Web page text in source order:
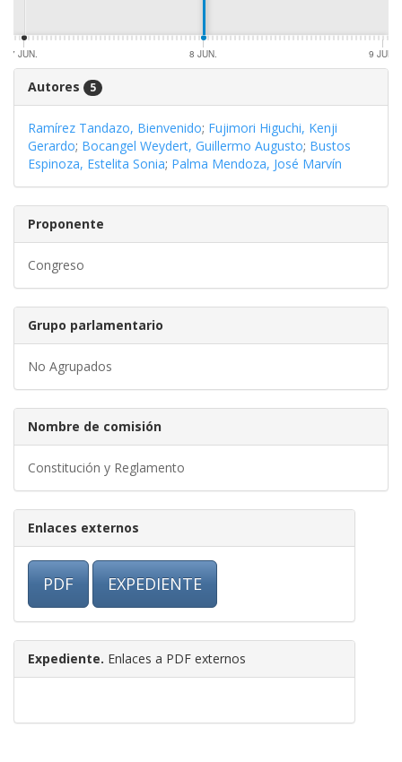
7 JUN. 8 JUN. 9 JUN.
Autores 5
Ramírez Tandazo, Bienvenido; Fujimori Higuchi, Kenji
Gerardo; Bocangel Weydert, Guillermo Augusto; Bustos
Espinoza, Estelita Sonia; Palma Mendoza, José Marvín
Proponente
Congreso
Grupo parlamentario
No Agrupados
Nombre de comisión
Constitución y Reglamento
Enlaces externos
PDF EXPEDIENTE
Expediente. Enlaces a PDF externos